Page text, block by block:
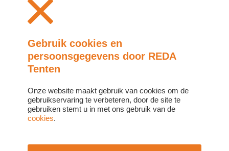
Gebruik cookies en
persoonsgegevens door REDA
Tenten
Onze website maakt gebruik van cookies om de
gebruikservaring te verbeteren, door de site te
gebruiken stemt u in met ons gebruik van de
cookies.